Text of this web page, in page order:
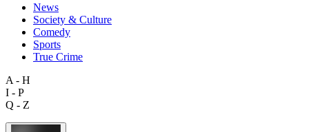
News
Society & Culture
Comedy
Sports
True Crime
A - H
I - P
Q - Z